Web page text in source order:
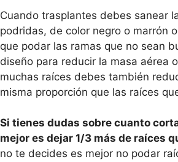
Cuando trasplantes debes sanear
podridas, de color negro o marrón
que podar las ramas que no sean
diseño para reducir la masa aérea
muchas raíces debes también
misma proporción que las raíces
Si tienes dudas sobre cuanto
mejor es dejar 1/3 más de raíces
no te decides es mejor no podar